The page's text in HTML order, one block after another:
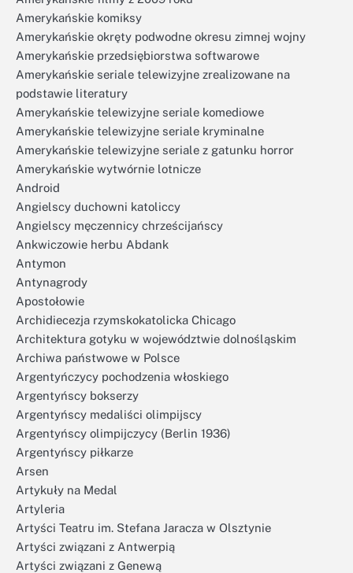
Amerykańskie komiksy
Amerykańskie okręty podwodne okresu zimnej wojny
Amerykańskie przedsiębiorstwa softwarowe
Amerykańskie seriale telewizyjne zrealizowane na
podstawie literatury
Amerykańskie telewizyjne seriale komediowe
Amerykańskie telewizyjne seriale kryminalne
Amerykańskie telewizyjne seriale z gatunku horror
Amerykańskie wytwórnie lotnicze
Android
Angielscy duchowni katoliccy
Angielscy męczennicy chrześcijańscy
Ankwiczowie herbu Abdank
Antymon
Antynagrody
Apostołowie
Archidiecezja rzymskokatolicka Chicago
Architektura gotyku w województwie dolnośląskim
Archiwa państwowe w Polsce
Argentyńczycy pochodzenia włoskiego
Argentyńscy bokserzy
Argentyńscy medaliści olimpijscy
Argentyńscy olimpijczycy (Berlin 1936)
Argentyńscy piłkarze
Arsen
Artykuły na Medal
Artyleria
Artyści Teatru im. Stefana Jaracza w Olsztynie
Artyści związani z Antwerpią
Artyści związani z Genewą